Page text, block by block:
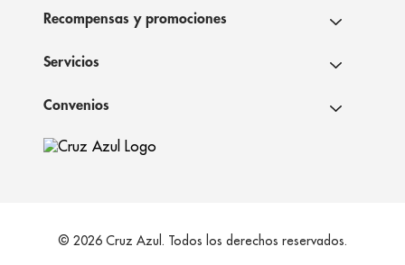
Recompensas y promociones
Servicios
Convenios
© 2026 Cruz Azul. Todos los derechos reservados.